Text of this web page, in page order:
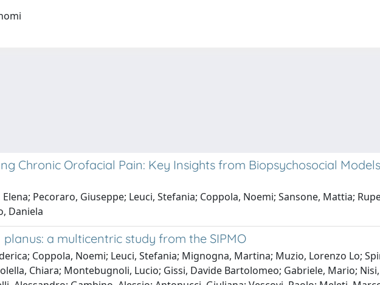
Chronic Orofacial Pain: Key Insights from Biopsychosocial
Pecoraro, Giuseppe; Leuci, Stefania; Coppola, Noemi; Sansone, Mattia;
Daniela
a multicentric study from the SIPMO
Coppola, Noemi; Leuci, Stefania; Mignogna, Martina; Muzio, Lorenzo Lo;
Chiara; Montebugnoli, Lucio; Gissi, Davide Bartolomeo; Gabriele, Mario;